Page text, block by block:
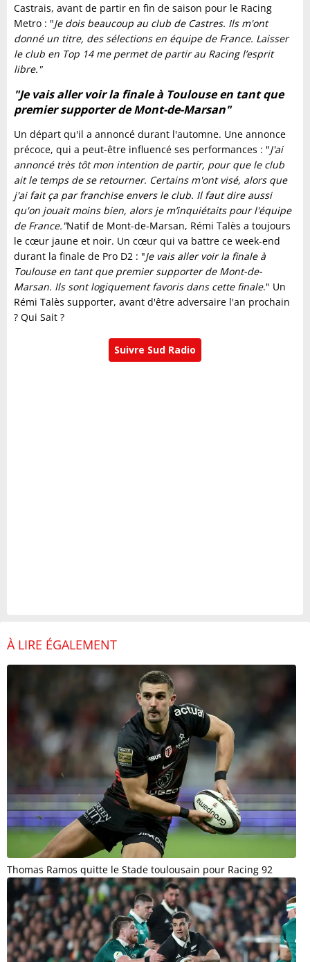
Castrais, avant de partir en fin de saison pour le Racing
Metro : "Je dois beaucoup au club de Castres. Ils m'ont
donné un titre, des sélections en équipe de France. Laisser
le club en Top 14 me permet de partir au Racing l’esprit
libre."
"Je vais aller voir la finale à Toulouse en tant que
premier supporter de Mont-de-Marsan"
Un départ qu'il a annoncé durant l'automne. Une annonce
précoce, qui a peut-être influencé ses performances : "J'ai
annoncé très tôt mon intention de partir, pour que le club
ait le temps de se retourner. Certains m'ont visé, alors que
j'ai fait ça par franchise envers le club. Il faut dire aussi
qu'on jouait moins bien, alors je m’inquiétaits pour l'équipe
de France."Natif de Mont-de-Marsan, Rémi Talès a toujours
le cœur jaune et noir. Un cœur qui va battre ce week-end
durant la finale de Pro D2 : "Je vais aller voir la finale à
Toulouse en tant que premier supporter de Mont-de-
Marsan. Ils sont logiquement favoris dans cette finale." Un
Rémi Talès supporter, avant d'être adversaire l'an prochain
? Qui Sait ?
Suivre Sud Radio
À LIRE ÉGALEMENT
Thomas Ramos quitte le Stade toulousain pour Racing 92